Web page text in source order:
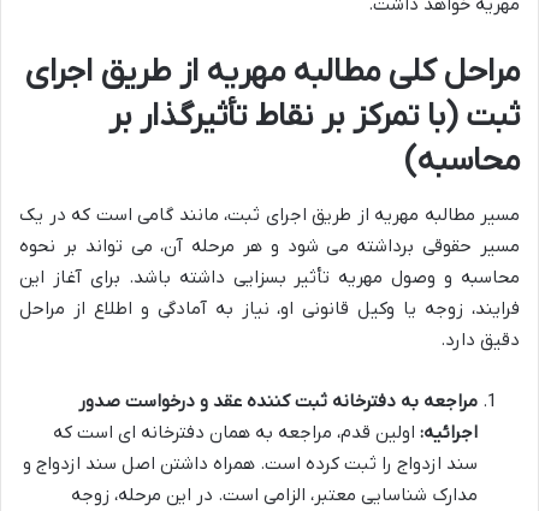
مراحل کلی مطالبه مهریه از طریق اجرای
ثبت (با تمرکز بر نقاط تأثیرگذار بر
محاسبه)
مسیر مطالبه مهریه از طریق اجرای ثبت، مانند گامی است که در یک
مسیر حقوقی برداشته می شود و هر مرحله آن، می تواند بر نحوه
محاسبه و وصول مهریه تأثیر بسزایی داشته باشد. برای آغاز این
فرایند، زوجه یا وکیل قانونی او، نیاز به آمادگی و اطلاع از مراحل
دقیق دارد.
مراجعه به دفترخانه ثبت کننده عقد و درخواست صدور
اجرائیه: اولین قدم، مراجعه به همان دفترخانه ای است که
سند ازدواج را ثبت کرده است. همراه داشتن اصل سند ازدواج و
مدارک شناسایی معتبر، الزامی است. در این مرحله، زوجه